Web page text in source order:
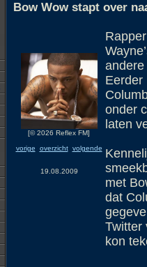
Bow Wow stapt over
[© 2026 Reflex FM]
vorige
overzicht volgende
19.08.2009
Eerder
onder
laten
met
dat
Twitter
kon